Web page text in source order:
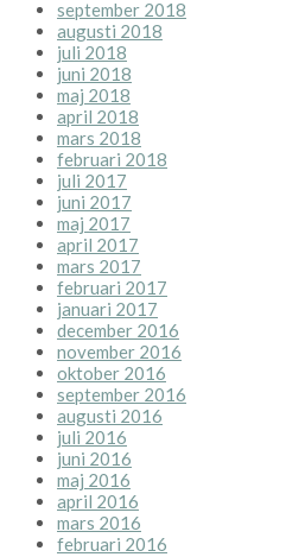
september 2018
augusti 2018
juli 2018
juni 2018
maj 2018
april 2018
mars 2018
februari 2018
juli 2017
juni 2017
maj 2017
april 2017
mars 2017
februari 2017
januari 2017
december 2016
november 2016
oktober 2016
september 2016
augusti 2016
juli 2016
juni 2016
maj 2016
april 2016
mars 2016
februari 2016